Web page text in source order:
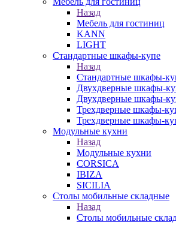
Назад
Мебель для гостиниц
KANN
LIGHT
Стандартные шкафы-купе
Назад
Стандартные шкафы-
Двухдверные шкафы-
Двухдверные шкафы-
Трехдверные шкафы-
Трехдверные шкафы-
Модульные кухни
Назад
Модульные кухни
CORSICA
IBIZA
SICILIA
Столы мобильные складные
Назад
Столы мобильные